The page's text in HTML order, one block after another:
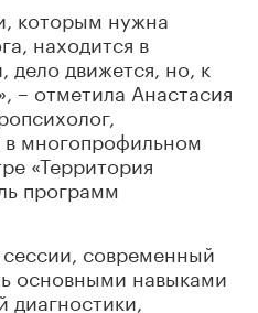
которым нужна
находится в
дело движется, но, к
– отметила Анастасия
в многопрофильном
«Территория
программ
современный
основными навыками
диагностики,